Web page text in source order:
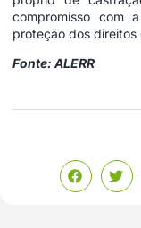
compromisso com
proteção dos direitos
Fonte: ALERR